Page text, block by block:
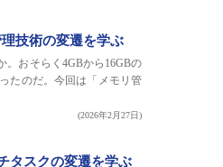
技術の変遷を学ぶ
。おそらく4GBから16GBの
たのだ。今回は「メモリ管
(2026年2月27日)
タスクの変遷を学ぶ